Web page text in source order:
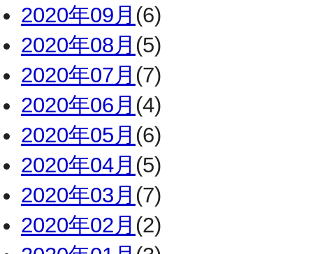
2020年09月 (6)
2020年08月 (5)
2020年07月 (7)
2020年06月 (4)
2020年05月 (6)
2020年04月 (5)
2020年03月 (7)
2020年02月 (2)